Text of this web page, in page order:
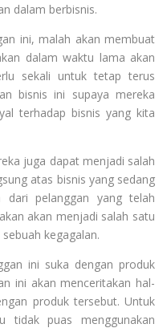
dalam berbisnis.
ini, malah akan membuat
dalam waktu lama akan
sekali untuk tetap terus
bisnis ini supaya mereka
terhadap bisnis yang kita
juga dapat menjadi salah
atas bisnis yang sedang
dari pelanggan yang telah
akan menjadi salah satu
kegagalan.
ini suka dengan produk
ini akan menceritakan hal-
produk tersebut. Untuk
tidak puas menggunakan